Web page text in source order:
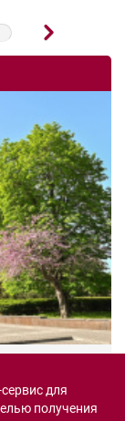
для
получения